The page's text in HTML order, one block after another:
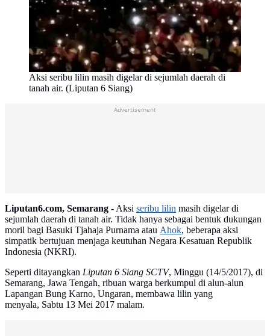
Aksi seribu lilin masih digelar di sejumlah daerah di
tanah air. (Liputan 6 Siang)
Advertisement
Liputan6.com, Semarang -Aksi seribu lilin masih digelar di
sejumlah daerah di tanah air. Tidak hanya sebagai bentuk dukungan
moril bagi Basuki Tjahaja Purnama atau Ahok, beberapa aksi
simpatik bertujuan menjaga keutuhan Negara Kesatuan Republik
Indonesia (NKRI).
Seperti ditayangkan Liputan 6 Siang SCTV, Minggu (14/5/2017), di
Semarang, Jawa Tengah, ribuan warga berkumpul di alun-alun
Lapangan Bung Karno, Ungaran, membawa lilin yang
menyala, Sabtu 13 Mei 2017 malam.